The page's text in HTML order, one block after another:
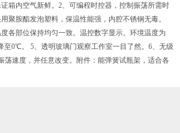
箱内空气新鲜。2、可编程时控器，控制振荡所需时
聚胺酯发泡塑料，保温性能强，内腔不锈钢无毒。
各部位保持均匀一致。温控数字显示。环境温度为
0℃。 5、透明玻璃门观察工作室一目了然。6、无级
荡速度，并任意改变。附件：能弹簧试瓶架，适合各